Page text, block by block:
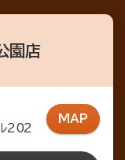
園店
202
MAP